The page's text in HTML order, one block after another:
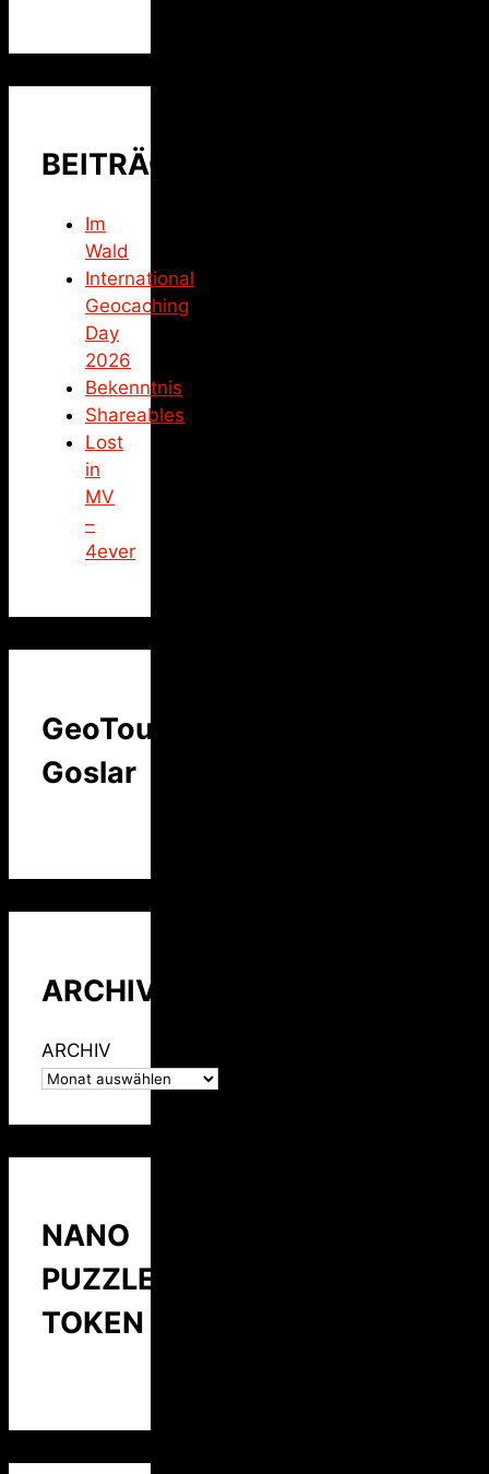
BEITRÄGE
Im
Wald
International
Geocaching
Day
2026
Bekenntnis
Shareables
Lost
in
MV
–
4ever
GeoTour
Goslar
ARCHIV
ARCHIV
NANO
PUZZLE
TOKEN